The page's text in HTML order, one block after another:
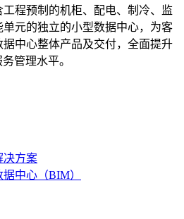
工程预制的机柜、配电、制冷、监
单元的独立的小型数据中心，为客
据中心整体产品及交付，全面提升
管理水平。
决方案
中心（BIM）